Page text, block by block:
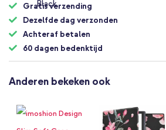
Gratis verzending
Dezelfde dag verzonden
Achteraf betalen
60 dagen bedenktijd
Anderen bekeken ook